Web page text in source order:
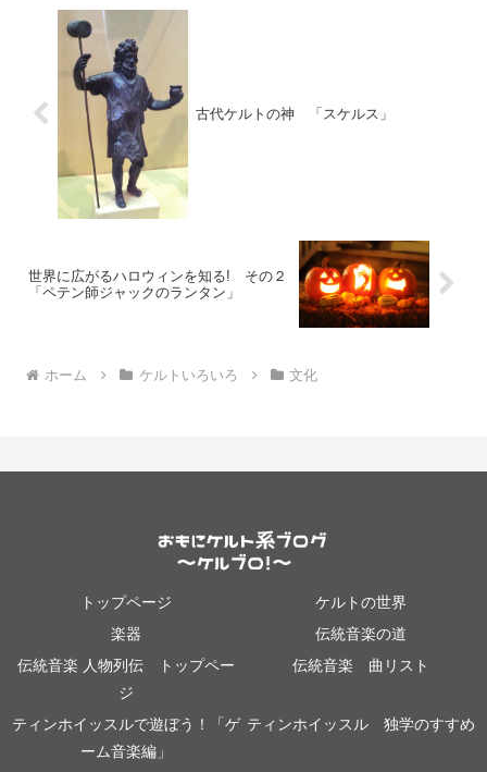
古代ケルトの神 「スケルス」
世界に広がるハロウィンを知る! その２
「ペテン師ジャックのランタン」
ホーム ケルトいろいろ 文化
トップページ
ケルトの世界
楽器
伝統音楽の道
伝統音楽 人物列伝 トップペー
ジ
伝統音楽 曲リスト
ティンホイッスルで遊ぼう！「ゲ
ーム音楽編」
ティンホイッスル 独学のすすめ